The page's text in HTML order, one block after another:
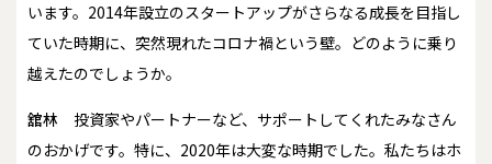
います。2014年設立のスタートアップがさらなる成長を目指し
ていた時期に、突然現れたコロナ禍という壁。どのように乗り
越えたのでしょうか。
舘林
投資家やパートナーなど、サポートしてくれたみなさん
のおかげです。特に、2020年は大変な時期でした。私たちはホ